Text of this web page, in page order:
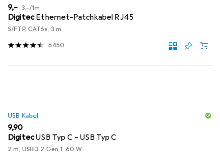
EUR
9,– EUR
3,–/1m
DigitecEthernet-Patchkabel RJ45
S/FTP, CAT6a, 3 m
6450
USB Kabel
EUR
9,90
DigitecUSB Typ C – USB Typ C
2 m, USB 3.2 Gen 1, 60 W